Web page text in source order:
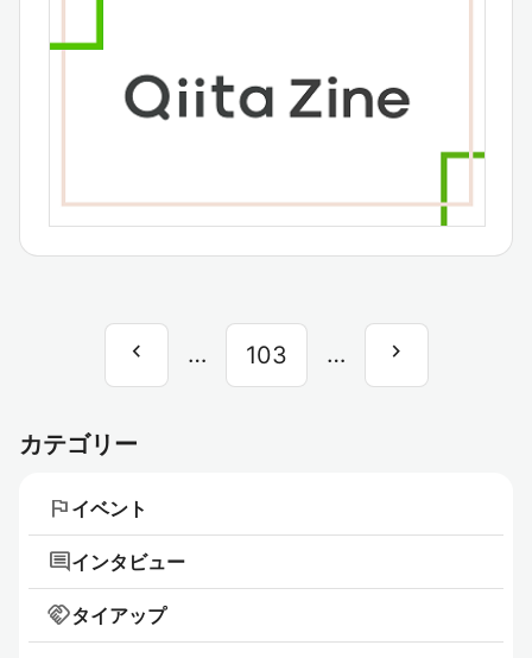
chevron_left … 103 … chevron_right
カテゴリー
flag イベント
commentインタビュー
handshakeタイアップ